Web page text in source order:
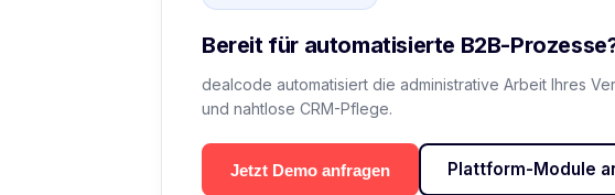
Bereit für automatisierte B2B-
dealcode automatisiert die administrative Arbeit Ihres
und nahtlose CRM-Pflege.
Jetzt Demo anfragen Plattform-Module